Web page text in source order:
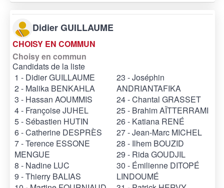
Didier GUILLAUME
CHOISY EN COMMUN
Choisy en commun
Candidats de la liste
1 - Didier GUILLAUME
2 - Malika BENKAHLA
3 - Hassan AOUMMIS
4 - Françoise JUHEL
5 - Sébastien HUTIN
6 - Catherine DESPRÈS
7 - Terence ESSONE
MENGUE
8 - Nadine LUC
9 - Thierry BALIAS
23 - Joséphin
ANDRIANTAFIKA
24 - Chantal GRASSET
25 - Brahim AÏTTERRAMI
26 - Katiana RENÉ
27 - Jean-Marc MICHEL
28 - Ilhem BOUZID
29 - Rida GOUDJIL
30 - Émilienne DITOPÉ
LINDOUMÉ